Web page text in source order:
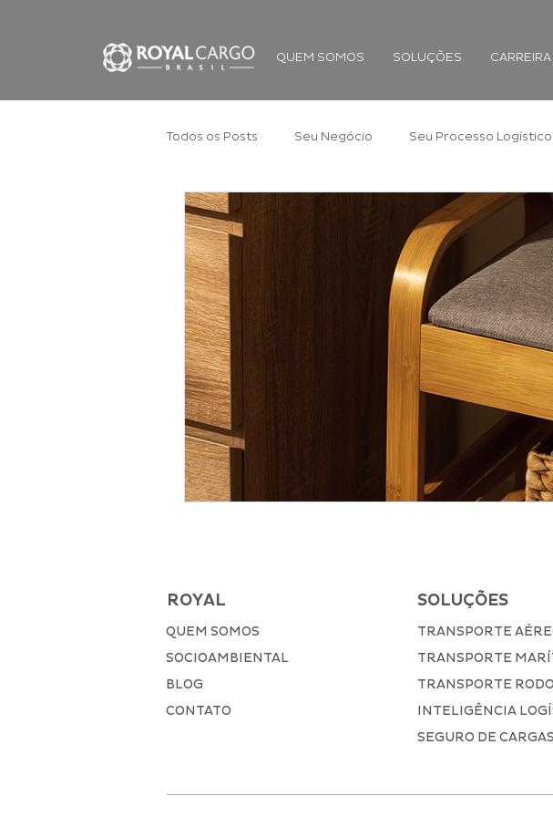
QUEM SOMOS SOLUÇÕES CARREIRA
Todos os Posts Seu Negócio Seu Processo Logístico
ROYAL
QUEM SOMOS
SOCIOAMBIENTAL
BLOG
CONTATO
SOLUÇÕES
TRANSPORTE
TRANSPORTE
TRANSPORTE
INTELIGÊNCIA
SEGURO DE CARGAS